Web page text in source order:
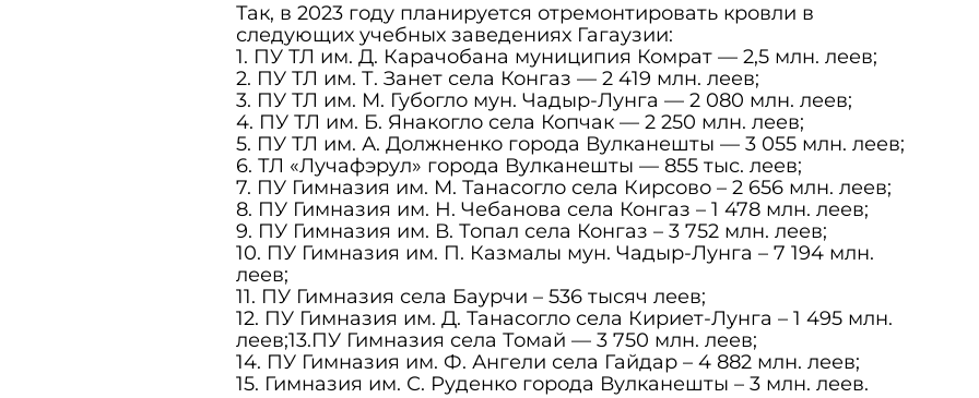
Так, в 2023 году планируется отремонтировать кровли в
следующих учебных заведениях Гагаузии:
1. ПУ ТЛ им. Д. Карачобана муниципия Комрат — 2,5 млн. леев;
2. ПУ ТЛ им. Т. Занет села Конгаз — 2 419 млн. леев;
3. ПУ ТЛ им. М. Губогло мун. Чадыр-Лунга — 2 080 млн. леев;
4. ПУ ТЛ им. Б. Янакогло села Копчак — 2 250 млн. леев;
5. ПУ ТЛ им. А. Должненко города Вулканешты — 3 055 млн. леев;
6. ТЛ «Лучафэрул» города Вулканешты — 855 тыс. леев;
7. ПУ Гимназия им. М. Танасогло села Кирсово – 2 656 млн. леев;
8. ПУ Гимназия им. Н. Чебанова села Конгаз – 1 478 млн. леев;
9. ПУ Гимназия им. В. Топал села Конгаз – 3 752 млн. леев;
10. ПУ Гимназия им. П. Казмалы мун. Чадыр-Лунга – 7 194 млн.
леев;
11. ПУ Гимназия села Баурчи – 536 тысяч леев;
12. ПУ Гимназия им. Д. Танасогло села Кириет-Лунга – 1 495 млн.
леев;13.ПУ Гимназия села Томай — 3 750 млн. леев;
14. ПУ Гимназия им. Ф. Ангели села Гайдар – 4 882 млн. леев;
15. Гимназия им. С. Руденко города Вулканешты – 3 млн. леев.